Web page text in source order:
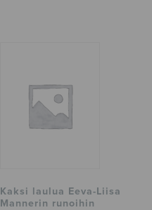
Kaksi laulua Eeva-Liisa
Mannerin runoihin